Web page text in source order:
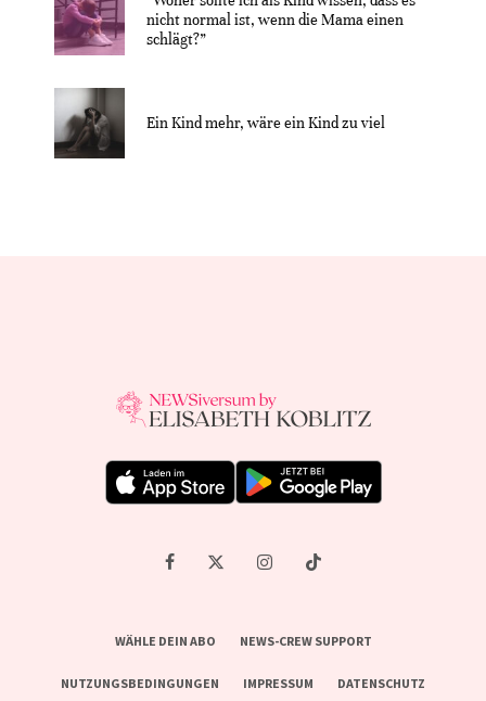
nicht normal ist, wenn die Mama einen
schlägt?”
Ein Kind mehr, wäre ein Kind zu viel
WÄHLE DEIN ABO NEWS-CREW SUPPORT
NUTZUNGSBEDINGUNGEN IMPRESSUM DATENSCHUTZ